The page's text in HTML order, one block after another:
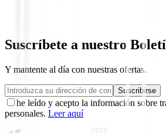
Suscríbete a nuestro
Y mantente al día con nuestras ofertas.
Suscribirse
he leído y acepto la información sobre
personales. Leer aquí